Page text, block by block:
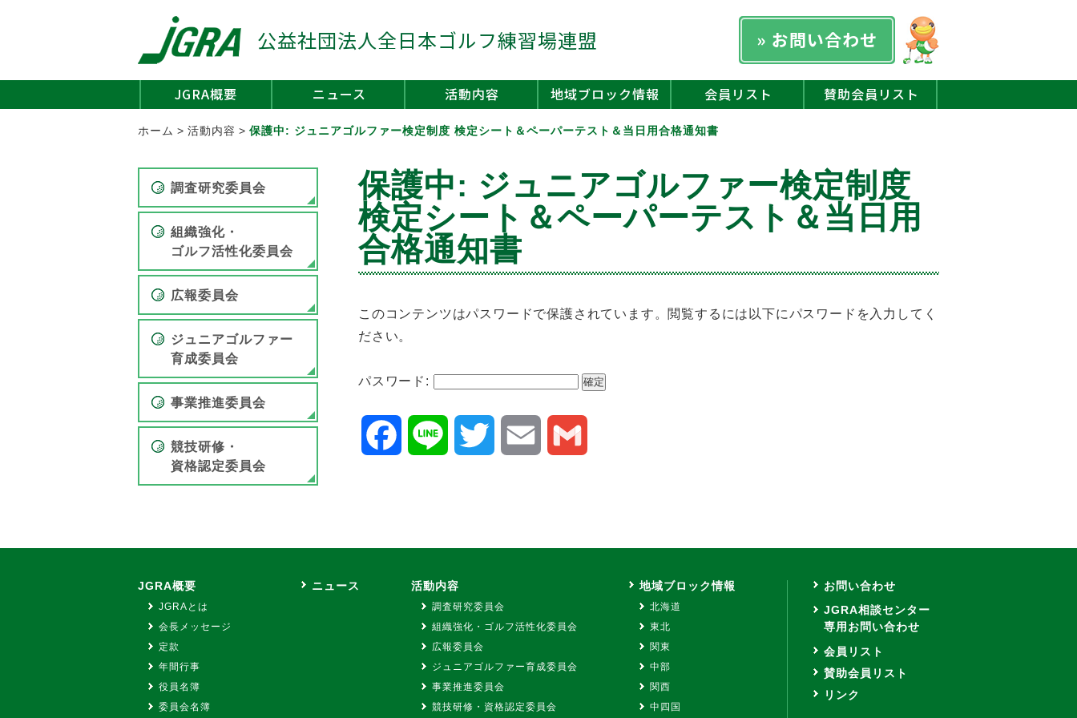
公益社団法人全日本ゴルフ練習場連盟 » お問い合わせ
JGRA概要 ニュース 活動内容 地域ブロック情報 会員リスト 賛助会員リスト
ホーム > 活動内容 > 保護中: ジュニアゴルファー検定制度 検定シート＆ペーパーテスト＆当日用合格通知書
保護中: ジュニアゴルファー検定制度
検定シート＆ペーパーテスト＆当日用
合格通知書
このコンテンツはパスワードで保護されています。閲覧するには以下にパスワードを入力してく
ださい。
パスワード:
FacebookLine Twitter Email
調査研究委員会
組織強化・
ゴルフ活性化委員会
広報委員会
ジュニアゴルファー
育成委員会
事業推進委員会
競技研修・
資格認定委員会
JGRA概要
JGRAとは
会長メッセージ
定款
年間行事
役員名簿
委員会名簿
ニュース 活動内容
調査研究委員会
組織強化・ゴルフ活性化委員会
広報委員会
ジュニアゴルファー育成委員会
事業推進委員会
競技研修・資格認定委員会
地域ブロック情報
北海道
東北
関東
中部
関西
中四国
お問い合わせ
JGRA相談センター
専用お問い合わせ
会員リスト
賛助会員リスト
リンク